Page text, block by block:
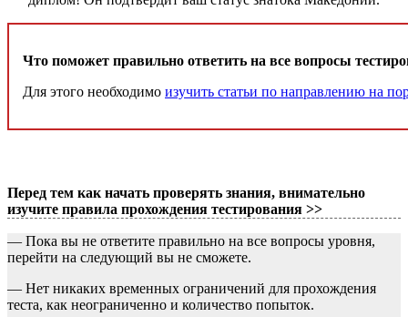
Что поможет правильно ответить на все вопросы
Для этого необходимо изучить статьи по направлению на
Перед тем как начать проверять знания, внимательно
изучите правила прохождения тестирования >>
— Пока вы не ответите правильно на все вопросы уровня,
перейти на следующий вы не сможете.
— Нет никаких временных ограничений для прохождения
теста, как неограниченно и количество попыток.